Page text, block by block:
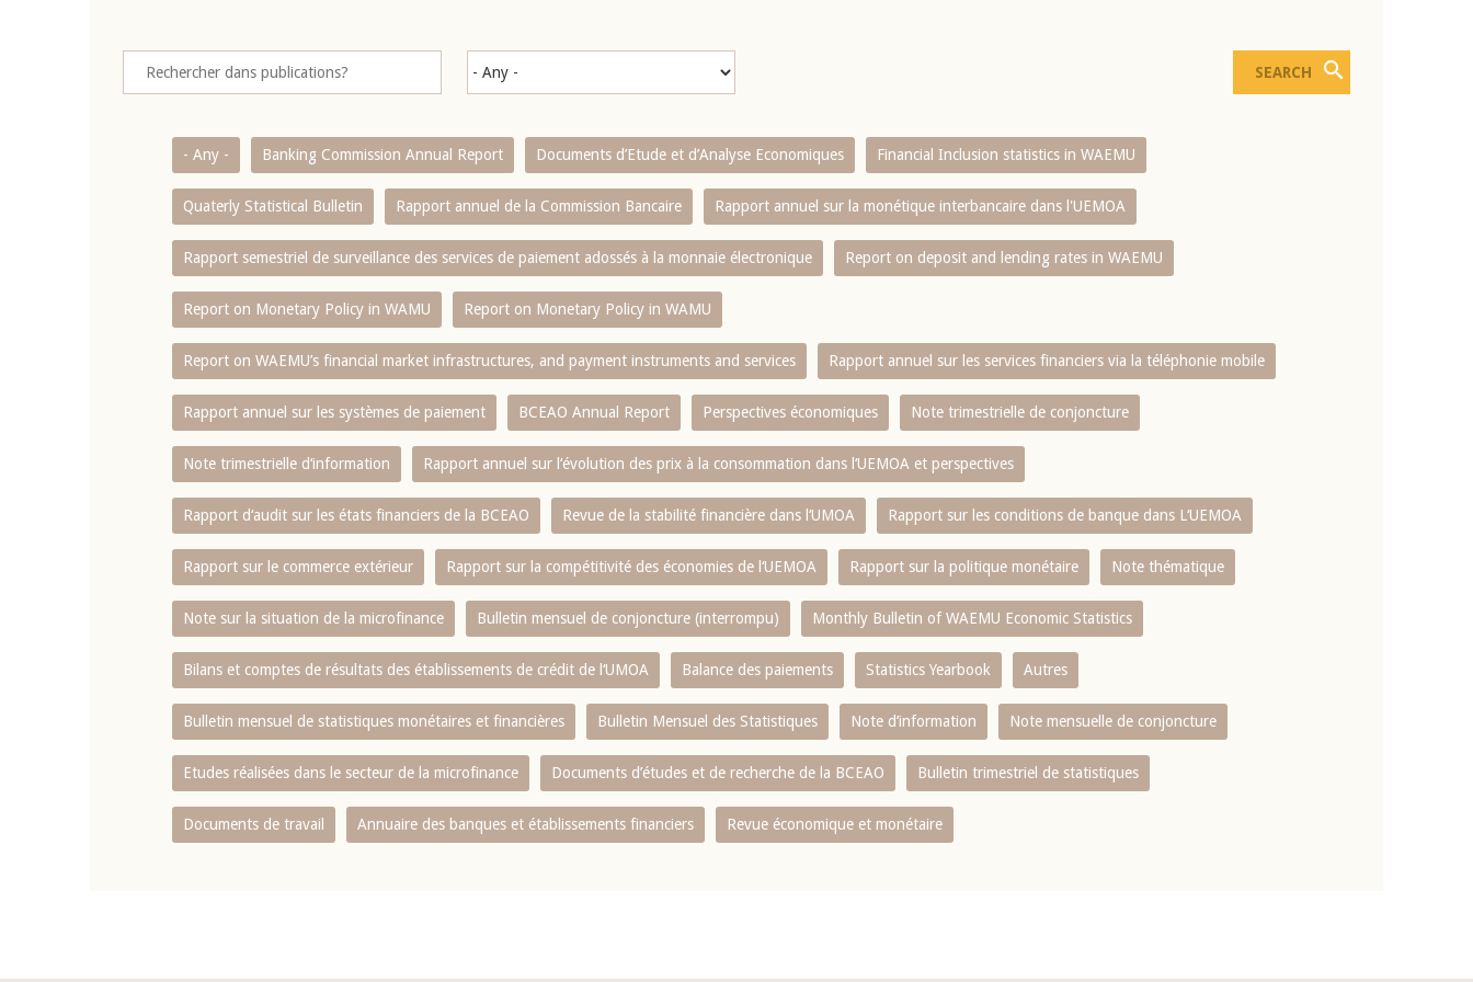
- Any - Banking Commission Annual Report Documents d’Etude et d’Analyse Economiques Financial Inclusion statistics in WAEMU
Quaterly Statistical Bulletin Rapport annuel de la Commission Bancaire Rapport annuel sur la monétique interbancaire dans l'UEMOA
Rapport semestriel de surveillance des services de paiement adossés à la monnaie électronique Report on deposit and lending rates in WAEMU
Report on Monetary Policy in WAMU Report on Monetary Policy in WAMU
Report on WAEMU’s financial market infrastructures, and payment instruments and services Rapport annuel sur les services financiers via la téléphonie mobile
Rapport annuel sur les systèmes de paiement BCEAO Annual Report Perspectives économiques Note trimestrielle de conjoncture
Note trimestrielle d‘information Rapport annuel sur l‘évolution des prix à la consommation dans l‘UEMOA et perspectives
Rapport d‘audit sur les états financiers de la BCEAO Revue de la stabilité financière dans l‘UMOA Rapport sur les conditions de banque dans L‘UEMOA
Rapport sur le commerce extérieur Rapport sur la compétitivité des économies de l‘UEMOA Rapport sur la politique monétaire Note thématique
Note sur la situation de la microfinance Bulletin mensuel de conjoncture (interrompu) Monthly Bulletin of WAEMU Economic Statistics
Bilans et comptes de résultats des établissements de crédit de l‘UMOA Balance des paiements Statistics Yearbook Autres
Bulletin mensuel de statistiques monétaires et financières Bulletin Mensuel des Statistiques Note d’information Note mensuelle de conjoncture
Etudes réalisées dans le secteur de la microfinance Documents d’études et de recherche de la BCEAO Bulletin trimestriel de statistiques
Documents de travail Annuaire des banques et établissements financiers Revue économique et monétaire